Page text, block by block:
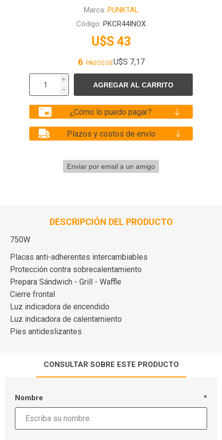
Marca: PUNKTAL
Código: PKCR44INOX
U$S 43
6 PAGOS DEU$S 7,17
i
h
¿Cómo lo puedo pagar?
Plazos y costos de envío
DESCRIPCIÓN DEL PRODUCTO
750W
Placas anti-adherentes intercambiables
Protección contra sobrecalentamiento
Prepara Sándwich - Grill - Waffle
Cierre frontal
Luz indicadora de encendido
Luz indicadora de calentamiento
Pies antideslizantes
CONSULTAR SOBRE ESTE PRODUCTO
Nombre *